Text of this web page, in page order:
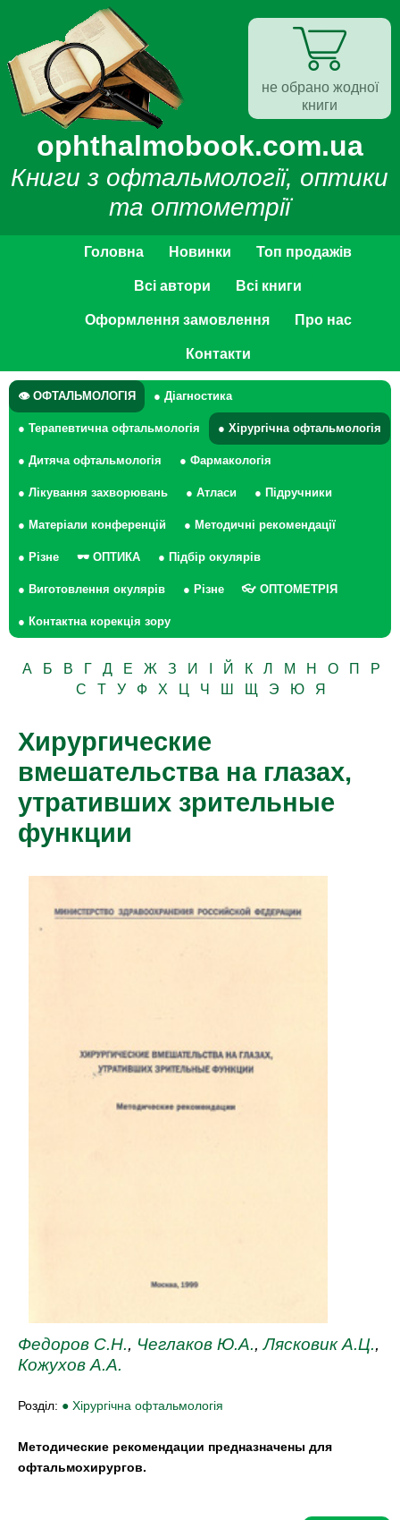
ophthalmobook.com.ua
Книги з офтальмології, оптики
та оптометрії
Головна Новинки Топ продажів
Всі автори Всі книги
Оформлення замовлення Про нас
Контакти
👁 ОФТАЛЬМОЛОГІЯ ● Діагностика
● Терапевтична офтальмологія ● Хірургічна офтальмологія
● Дитяча офтальмологія ● Фармакологія
● Лікування захворювань ● Атласи ● Підручники
● Матеріали конференцій ● Методичні рекомендації
● Різне 🕶 ОПТИКА ● Підбір окулярів
● Виготовлення окулярів ● Різне 👓 ОПТОМЕТРІЯ
● Контактна корекція зору
А Б В Г Д Е Ж З И Й К Л М Н О П
Р
С
Т У Ф Х Ц Ч Ш Щ Э Ю Я
Хирургические
вмешательства на глазах,
утративших зрительные
функции
Федоров С.Н., Чеглаков Ю.А.,Лясковик А.Ц.,
Кожухов А.А.
Розділ: ● Хірургічна офтальмологія
Методические рекомендации предназначены для
офтальмохирургов.
не обрано жодної
книги